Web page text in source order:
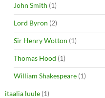
John Smith (1)
Lord Byron (2)
Sir Henry Wotton (1)
Thomas Hood (1)
William Shakespeare (1)
itaalia luule (1)